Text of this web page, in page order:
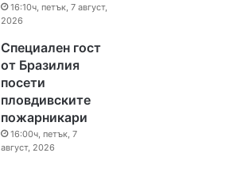
16:10ч, петък, 7 август,
2026
Специален гост
от Бразилия
посети
пловдивските
пожарникари
16:00ч, петък, 7
август, 2026